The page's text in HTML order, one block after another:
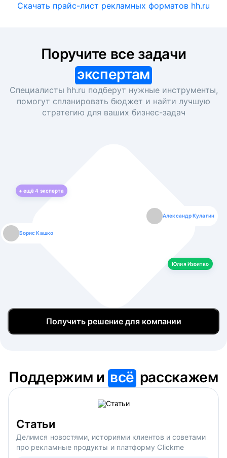
Скачать прайс-лист рекламных форматов hh.ru
экспертам
Специалисты hh.ru подберут нужные инструменты,
помогут спланировать бюджет и найти лучшую
стратегию для ваших бизнес-задач
+ ещё4 эксперта
Борис Кашко
Александр Кулагин
Юлия Изоитко
Юлия Изоитко
Даниил Макаров
Александр Кулагин
Екатерина Лазаренко
Даниил Макаров
Борис Кашко
Екатерина Лазаренко
Юлия Изоитко
Получить решение для компании
Поддержим ивсё расскажем
Статьи
Делимся новостями, историями клиентов и советами
про рекламные продукты и платформу Clickme